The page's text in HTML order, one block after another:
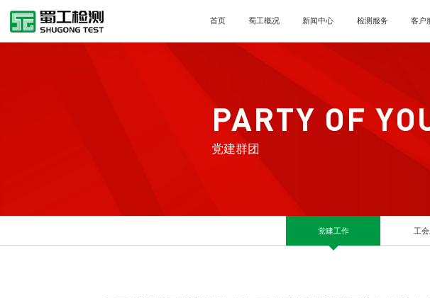
首页 蜀工概况 新闻中心 检测服务 客户
PARTY OF
党建群团
党建工作 工